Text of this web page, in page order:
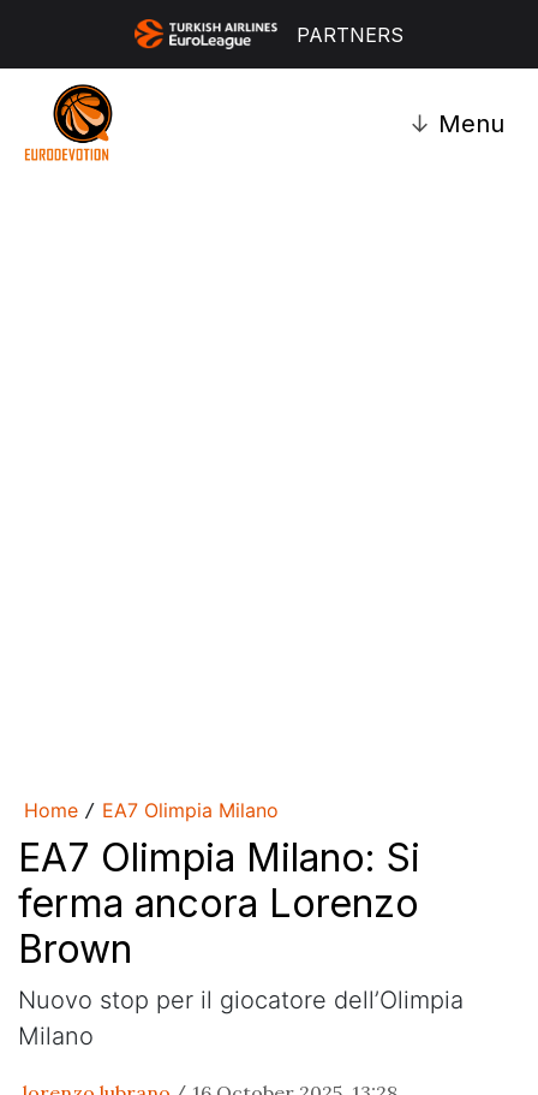
PARTNERS
↓ Menu
Home / EA7 Olimpia Milano
EA7 Olimpia Milano: Si
ferma ancora Lorenzo
Brown
Nuovo stop per il giocatore dell’Olimpia
Milano